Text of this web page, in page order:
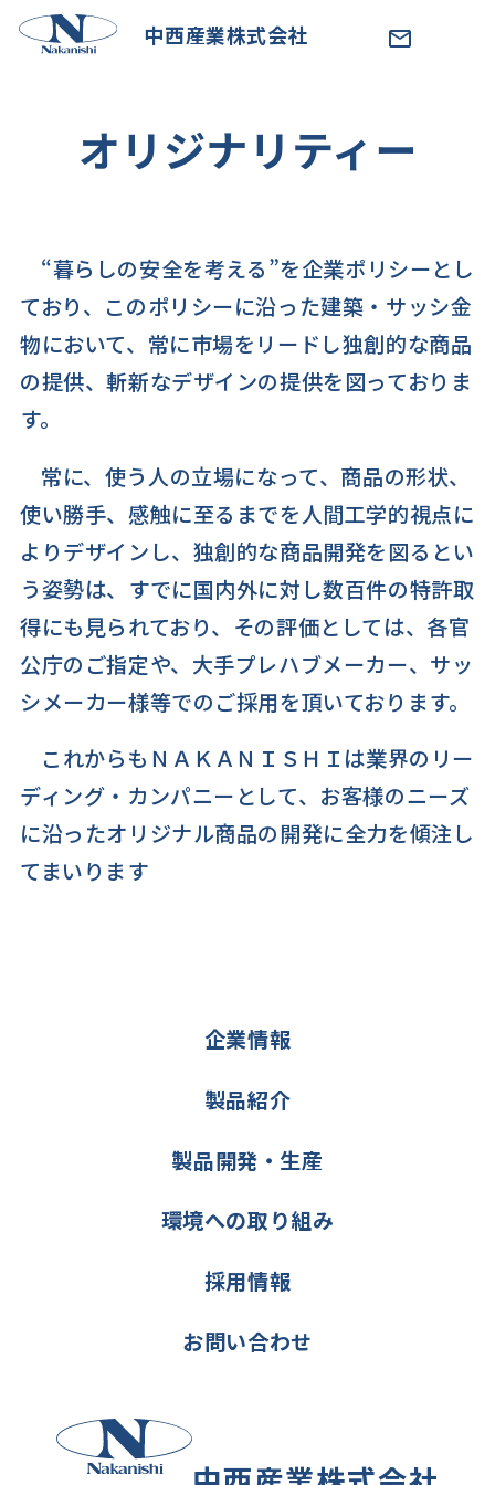
中西産業株式会社
オリジナリティー
“暮らしの安全を考える”を企業ポリシーとし
ており、このポリシーに沿った建築・サッシ金
物において、常に市場をリードし独創的な商品
の提供、斬新なデザインの提供を図っておりま
す。
常に、使う人の立場になって、商品の形状、
使い勝手、感触に至るまでを人間工学的視点に
よりデザインし、独創的な商品開発を図るとい
う姿勢は、すでに国内外に対し数百件の特許取
得にも見られており、その評価としては、各官
公庁のご指定や、大手プレハブメーカー、サッ
シメーカー様等でのご採用を頂いております。
これからもＮＡＫＡＮＩＳＨＩは業界のリー
ディング・カンパニーとして、お客様のニーズ
に沿ったオリジナル商品の開発に全力を傾注し
てまいります
企業情報
製品紹介
製品開発・生産
環境への取り組み
採用情報
お問い合わせ